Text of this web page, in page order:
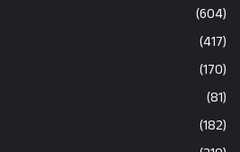
(604)
(417)
(170)
(81)
(182)